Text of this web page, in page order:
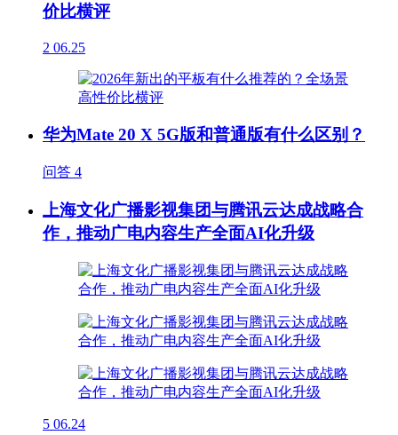
价比横评
2 06.25
华为Mate 20 X 5G版和普通版有什么区别？
问答 4
上海文化广播影视集团与腾讯云达成战略合
作，推动广电内容生产全面AI化升级
5 06.24